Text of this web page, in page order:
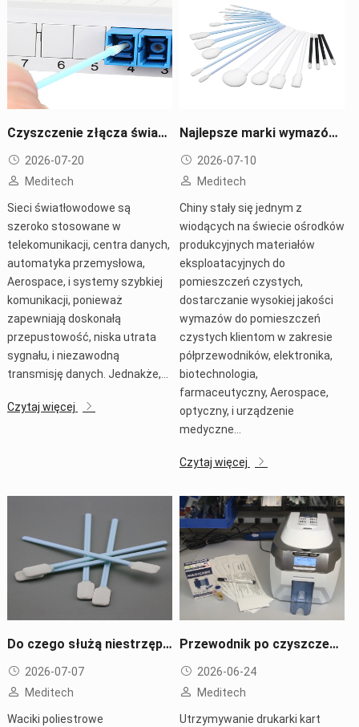
Czyszczenie złącza światłowodowego: Najlepsze praktyki, Metody, i Przewodnik po narzędziach do czyszczenia
2026-07-20
Meditech
Sieci światłowodowe są
szeroko stosowane w
telekomunikacji, centra danych,
automatyka przemysłowa,
Aerospace, i systemy szybkiej
komunikacji, ponieważ
zapewniają doskonałą
przepustowość, niska utrata
sygnału, i niezawodną
transmisję danych. Jednakże,…
Czytaj więcej
Najlepsze marki wymazów do pomieszczeń czystych w Chinach 2026
2026-07-10
Meditech
Chiny stały się jednym z
wiodących na świecie ośrodków
produkcyjnych materiałów
eksploatacyjnych do
pomieszczeń czystych,
dostarczanie wysokiej jakości
wymazów do pomieszczeń
czystych klientom w zakresie
półprzewodników, elektronika,
biotechnologia,
farmaceutyczny, Aerospace,
optyczny, i urządzenie
medyczne…
Czytaj więcej
Do czego służą niestrzępiące się waciki poliestrowe
2026-07-07
Meditech
Waciki poliestrowe
Przewodnik po czyszczeniu Magicard Rio Pro: Popraw jakość druku i wydłuż żywotność drukarki
2026-06-24
Meditech
Utrzymywanie drukarki kart